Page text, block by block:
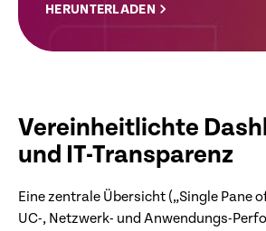
HERUNTERLADEN
Vereinheitlichte
und IT-Transparenz
Eine zentrale Übersicht („Single Pane
UC-, Netzwerk- und Anwendungs-